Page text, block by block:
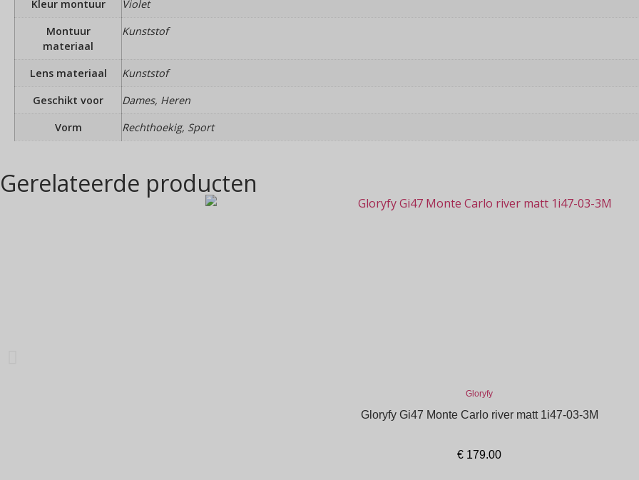
Kleur montuur
Violet
Montuur
materiaal
Kunststof
Lens materiaal
Kunststof
Geschikt voor
Dames, Heren
Vorm
Rechthoekig, Sport
Gerelateerde producten
Gloryfy
Gloryfy Gi47 Monte Carlo river matt 1i47-03-3M
€ 179.00